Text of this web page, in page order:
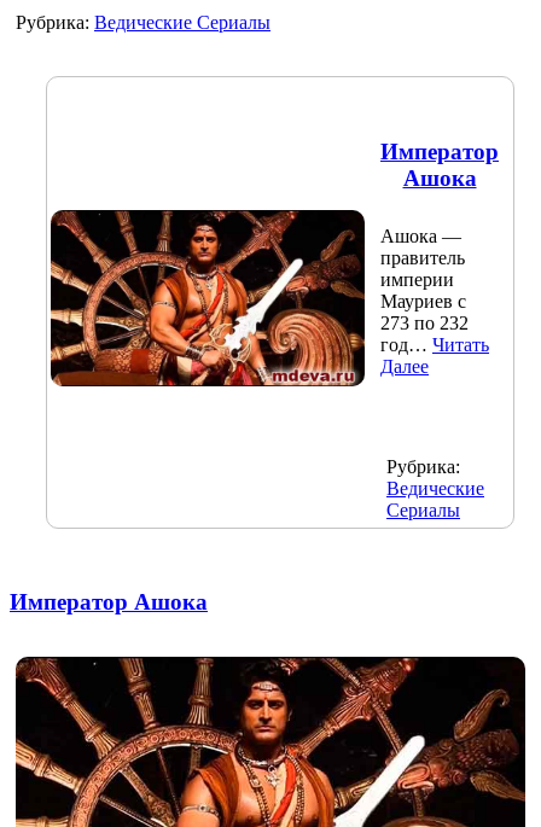
Рубрика: Ведические Сериалы
Император
Ашока
Ашока —
правитель
империи
Мауриев с
273 по 232
год… Читать
Далее
Рубрика:
Ведические
Сериалы
Император Ашока